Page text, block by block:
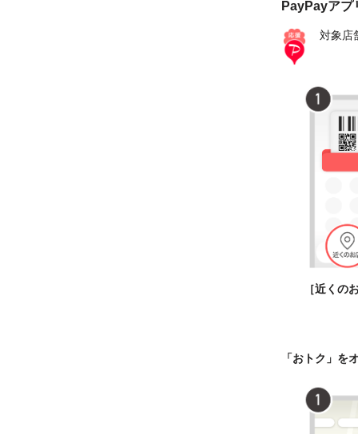
PayPayアプ
対象店
［近くの
「おトク」を